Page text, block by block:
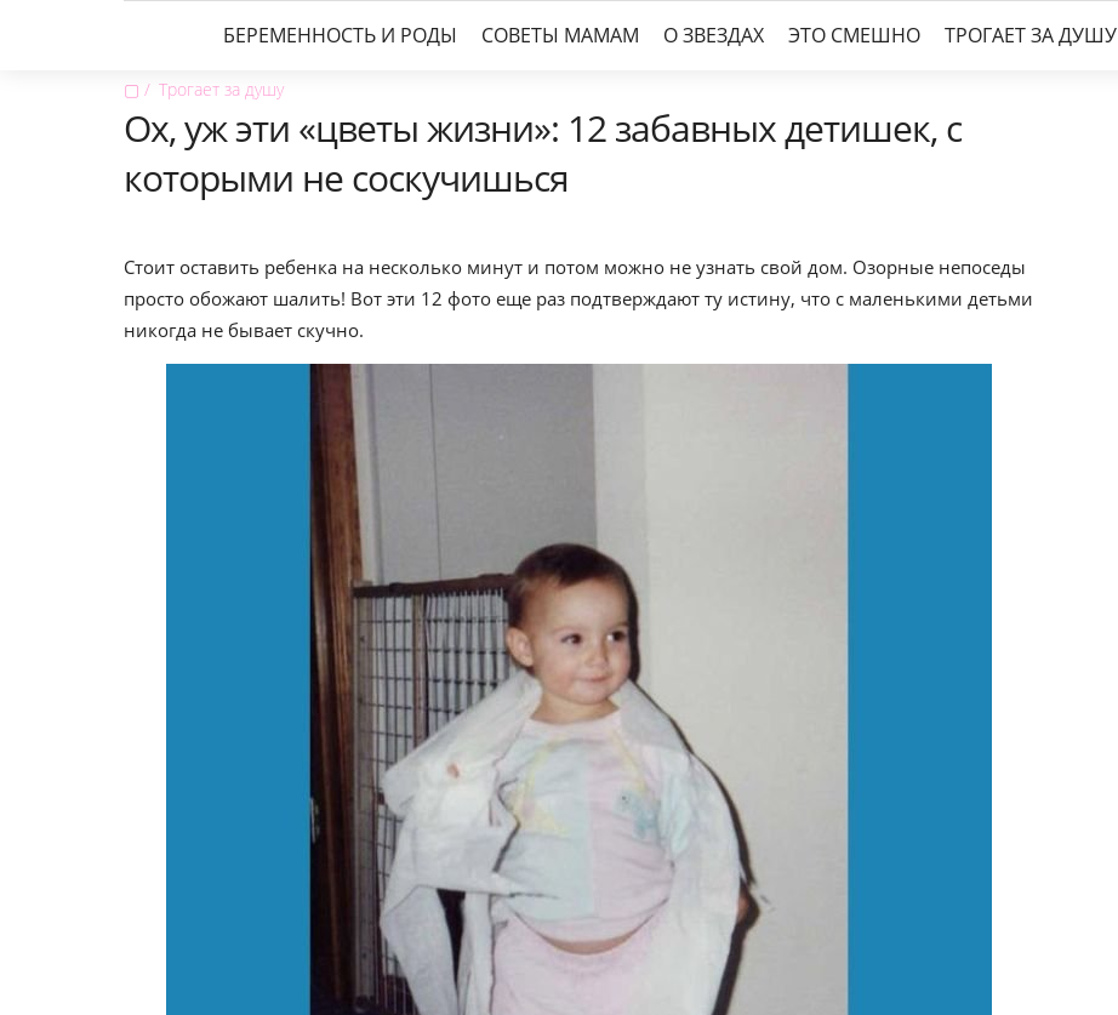
БЕРЕМЕННОСТЬ И РОДЫ СОВЕТЫ МАМАМ О ЗВЕЗДАХ ЭТО СМЕШНО ТРОГАЕТ ЗА ДУШУ
▢ Трогает за душу
Ох, уж эти «цветы жизни»: 12 забавных детишек, с
которыми не соскучишься
Стоит оставить ребенка на несколько минут и потом можно не узнать свой дом. Озорные непоседы
просто обожают шалить! Вот эти 12 фото еще раз подтверждают ту истину, что с маленькими детьми
никогда не бывает скучно.